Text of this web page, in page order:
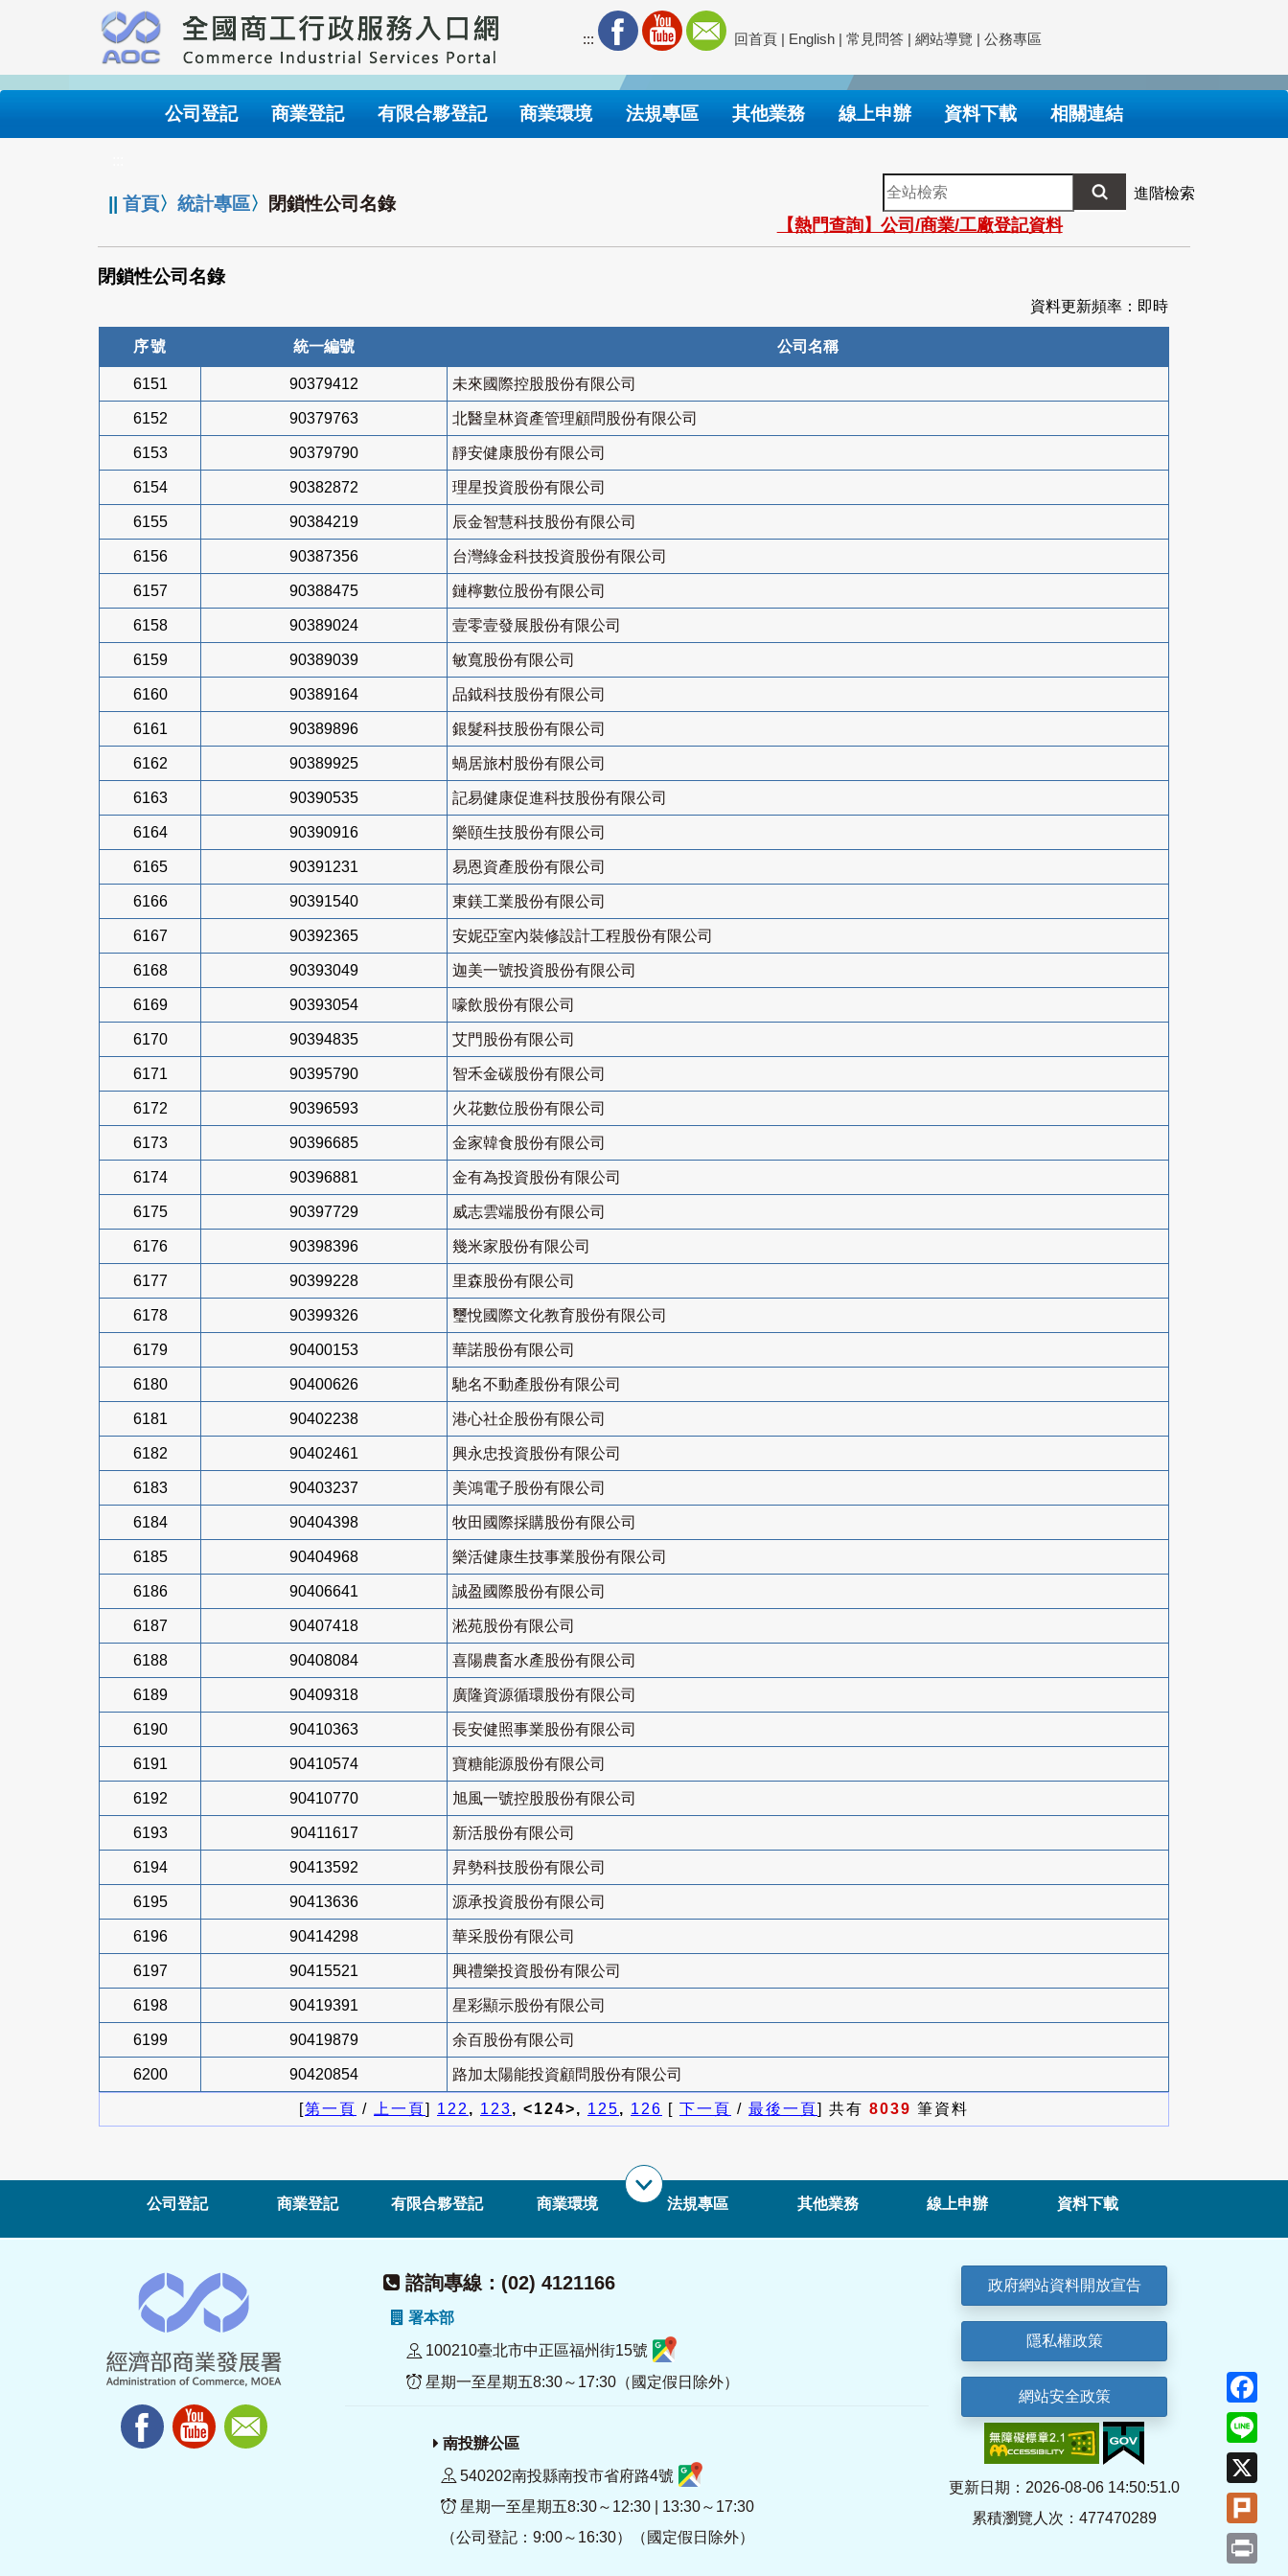
要
內
::: 回首頁 | English | 常見問答 | 網站導覽 | 公務專區
公司登記 商業登記 有限合夥登記 商業環境 法規專區 其他業務 線上申辦 資料下載 相關連結
||首頁〉統計專區〉 閉鎖性公司名錄
全
站
檢
索
進階檢索
【熱門查詢】公司/商業/工廠登記資料
閉鎖性公司名錄
資料更新頻率：即時
序號 統一編號 公司名稱
6151 90379412 未來國際控股股份有限公司
6152 90379763 北醫皇林資產管理顧問股份有限公司
6153 90379790 靜安健康股份有限公司
6154 90382872 理星投資股份有限公司
6155 90384219 辰金智慧科技股份有限公司
6156 90387356 台灣綠金科技投資股份有限公司
6157 90388475 鏈檸數位股份有限公司
6158 90389024 壹零壹發展股份有限公司
6159 90389039 敏寬股份有限公司
6160 90389164 品鉞科技股份有限公司
6161 90389896 銀髮科技股份有限公司
6162 90389925 蝸居旅村股份有限公司
6163 90390535 記易健康促進科技股份有限公司
6164 90390916 樂頤生技股份有限公司
6165 90391231 易恩資產股份有限公司
6166 90391540 東鎂工業股份有限公司
6167 90392365 安妮亞室內裝修設計工程股份有限公司
6168 90393049 迦美一號投資股份有限公司
6169 90393054 嚎飲股份有限公司
6170 90394835 艾門股份有限公司
6171 90395790 智禾金碳股份有限公司
6172 90396593 火花數位股份有限公司
6173 90396685 金家韓食股份有限公司
6174 90396881 金有為投資股份有限公司
6175 90397729 威志雲端股份有限公司
6176 90398396 幾米家股份有限公司
6177 90399228 里森股份有限公司
6178 90399326 璽悅國際文化教育股份有限公司
6179 90400153 華諾股份有限公司
6180 90400626 馳名不動產股份有限公司
6181 90402238 港心社企股份有限公司
6182 90402461 興永忠投資股份有限公司
6183 90403237 美鴻電子股份有限公司
6184 90404398 牧田國際採購股份有限公司
6185 90404968 樂活健康生技事業股份有限公司
6186 90406641 誠盈國際股份有限公司
6187 90407418 淞苑股份有限公司
6188 90408084 喜陽農畜水產股份有限公司
6189 90409318 廣隆資源循環股份有限公司
6190 90410363 長安健照事業股份有限公司
6191 90410574 寶糖能源股份有限公司
6192 90410770 旭風一號控股股份有限公司
6193 90411617 新活股份有限公司
6194 90413592 昇勢科技股份有限公司
6195 90413636 源承投資股份有限公司
6196 90414298 華采股份有限公司
6197 90415521 興禮樂投資股份有限公司
6198 90419391 星彩顯示股份有限公司
6199 90419879 余百股份有限公司
6200 90420854 路加太陽能投資顧問股份有限公司
[第一頁 / 上一頁] 122, 123, <124>, 125, 126 [ 下一頁 / 最後一頁] 共有 8039 筆資料
公司登記 商業登記 有限合夥登記 商業環境 法規專區 其他業務 線上申辦 資料下載
諮詢專線：(02) 4121166
署本部
100210臺北市中正區福州街15號
星期一至星期五8:30～17:30（國定假日除外）
南投辦公區
540202南投縣南投市省府路4號
星期一至星期五8:30～12:30 | 13:30～17:30
（公司登記：9:00～16:30）（國定假日除外）
政府網站資料開放宣告
隱私權政策
網站安全政策
更新日期：2026-08-06 14:50:51.0
累積瀏覽人次：477470289